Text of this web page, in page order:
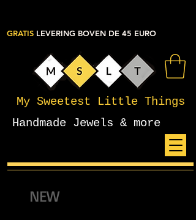
My Sweetest Little Things
Handmade Jewels & more
GRATIS LEVERING BOVEN DE 45 EURO
NEW